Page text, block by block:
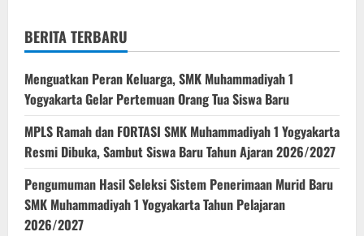
BERITA TERBARU
Menguatkan Peran Keluarga, SMK Muhammadiyah 1
Yogyakarta Gelar Pertemuan Orang Tua Siswa Baru
MPLS Ramah dan FORTASI SMK Muhammadiyah 1 Yogyakarta
Resmi Dibuka, Sambut Siswa Baru Tahun Ajaran 2026/2027
Pengumuman Hasil Seleksi Sistem Penerimaan Murid Baru
SMK Muhammadiyah 1 Yogyakarta Tahun Pelajaran
2026/2027